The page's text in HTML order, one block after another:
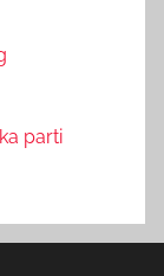
parti